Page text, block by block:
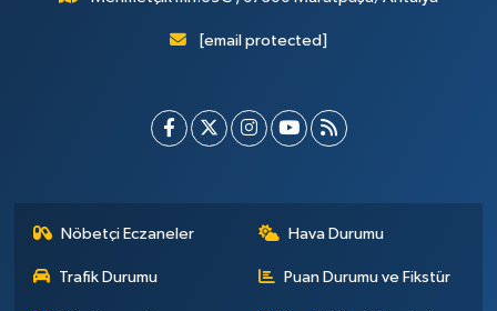
[email protected]
Nöbetçi Eczaneler Hava Durumu
Trafik Durumu Puan Durumu ve Fikstür